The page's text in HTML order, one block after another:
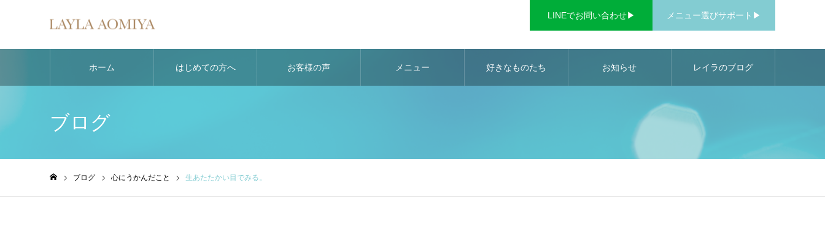
LINEでお問い合わせ▶︎ メニュー選びサポート▶︎
ホーム はじめての方へ お客様の声 メニュー 好きなものたち お知らせ レイラのブログ
ブログ
ブログ 心にうかんだこと 生あたたかい目でみる。